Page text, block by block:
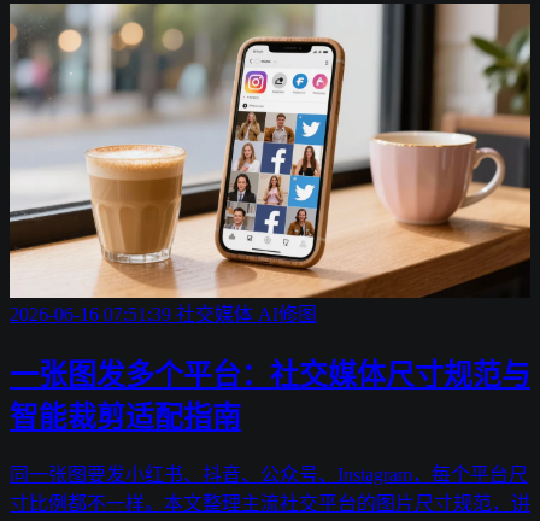
2026-06-16 07:51:39 社交媒体 AI修图
一张图发多个平台：社交媒体尺寸规范与
智能裁剪适配指南
同一张图要发小红书、抖音、公众号、Instagram，每个平台尺
寸比例都不一样。本文整理主流社交平台的图片尺寸规范，讲